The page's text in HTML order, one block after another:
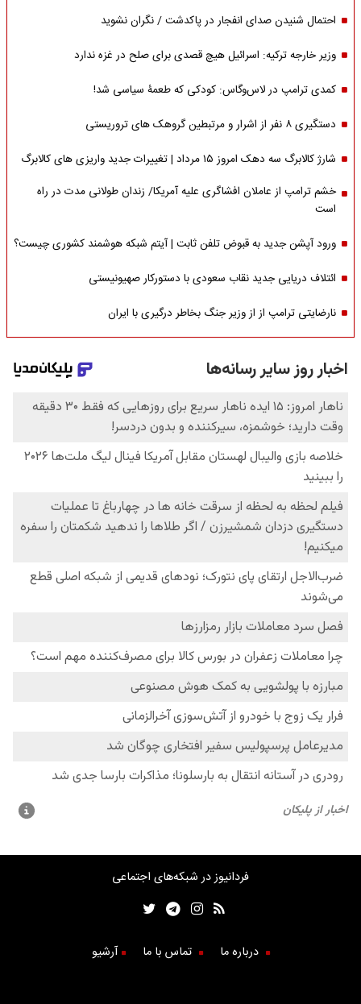
احتمال شنیدن صدای انفجار در پاکدشت / نگران نشوید
وزیر خارجه ترکیه: اسرائیل هیچ قصدی برای صلح در غزه ندارد
کمدی ترامپ در لاس‌وگاس: کودکی که طعمۀ سیاسی شد!
دستگیری ۸ نفر از اشرار و مرتبطین گروهک های تروریستی
شارژ کالابرگ سه دهک امروز ۱۵ مرداد | تغییرات جدید واریزی های کالابرگ
خشم ترامپ از عاملان افشاگری‌ علیه آمریکا/ زندان طولانی مدت در راه
است
ورود آپشن جدید به قبوض تلفن ثابت | آیتم شبکه هوشمند کشوری چیست؟
ائتلاف دریایی جدید نقاب سعودی با دستورکار صهیونیستی
نارضایتی ترامپ از از وزیر جنگ بخاطر درگیری با ایران
فردانیوز در شبکه‌های اجتماعی
درباره ما تماس با ما آرشیو